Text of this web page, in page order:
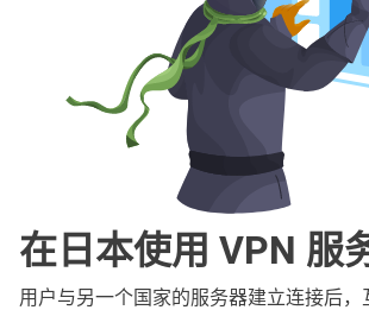
在日本使用 VPN 服
用户与另一个国家的服务器建立连接后，